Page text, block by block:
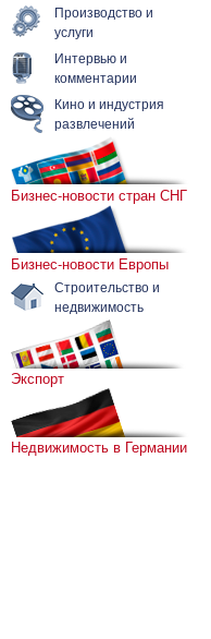
Производство и
услуги
Интервью и
комментарии
Кино и индустрия
развлечений
Бизнес-новости стран СНГ
Бизнес-новости Европы
Строительство и
недвижимость
Экспорт
Недвижимость в Германии